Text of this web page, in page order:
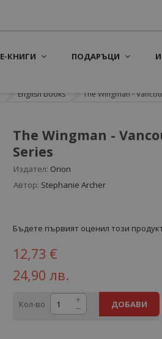
Е-КНИГИ ПОДАРЪЦИ
English books The Wingman -
The Wingman -
Series
Издател: Orion
Автор: Stephanie Archer
Бъдете първият оценил този
12,73 €
24,90 лв.
Кол-во ДОБАВИ